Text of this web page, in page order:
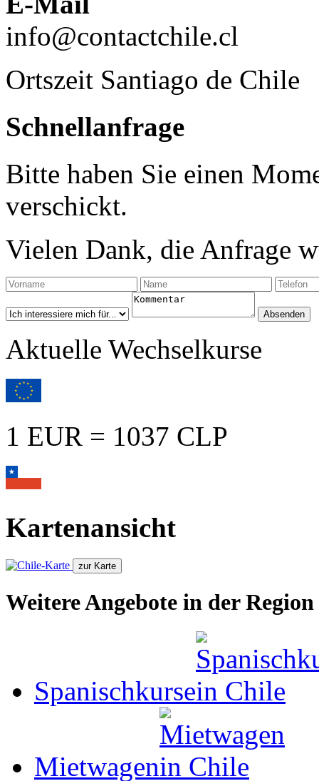
info@contactchile.cl
Ortszeit Santiago de Chile
Schnellanfrage
Bitte haben Sie einen
verschickt.
Vielen Dank, die Anfrage
Aktuelle Wechselkurse
1 EUR = 1037 CLP
Kartenansicht
Weitere Angebote in der Region
Spanischkurse
Mietwagen